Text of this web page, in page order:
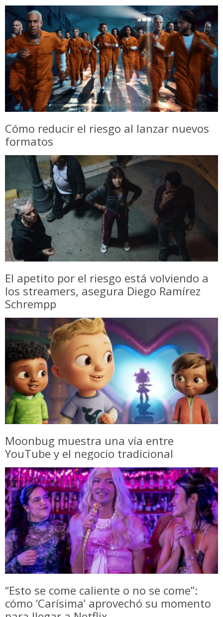
Cómo reducir el riesgo al lanzar nuevos
formatos
El apetito por el riesgo está volviendo a
los streamers, asegura Diego Ramírez
Schrempp
Moonbug muestra una vía entre
YouTube y el negocio tradicional
“Esto se come caliente o no se come”:
cómo ‘Carísima’ aprovechó su momento